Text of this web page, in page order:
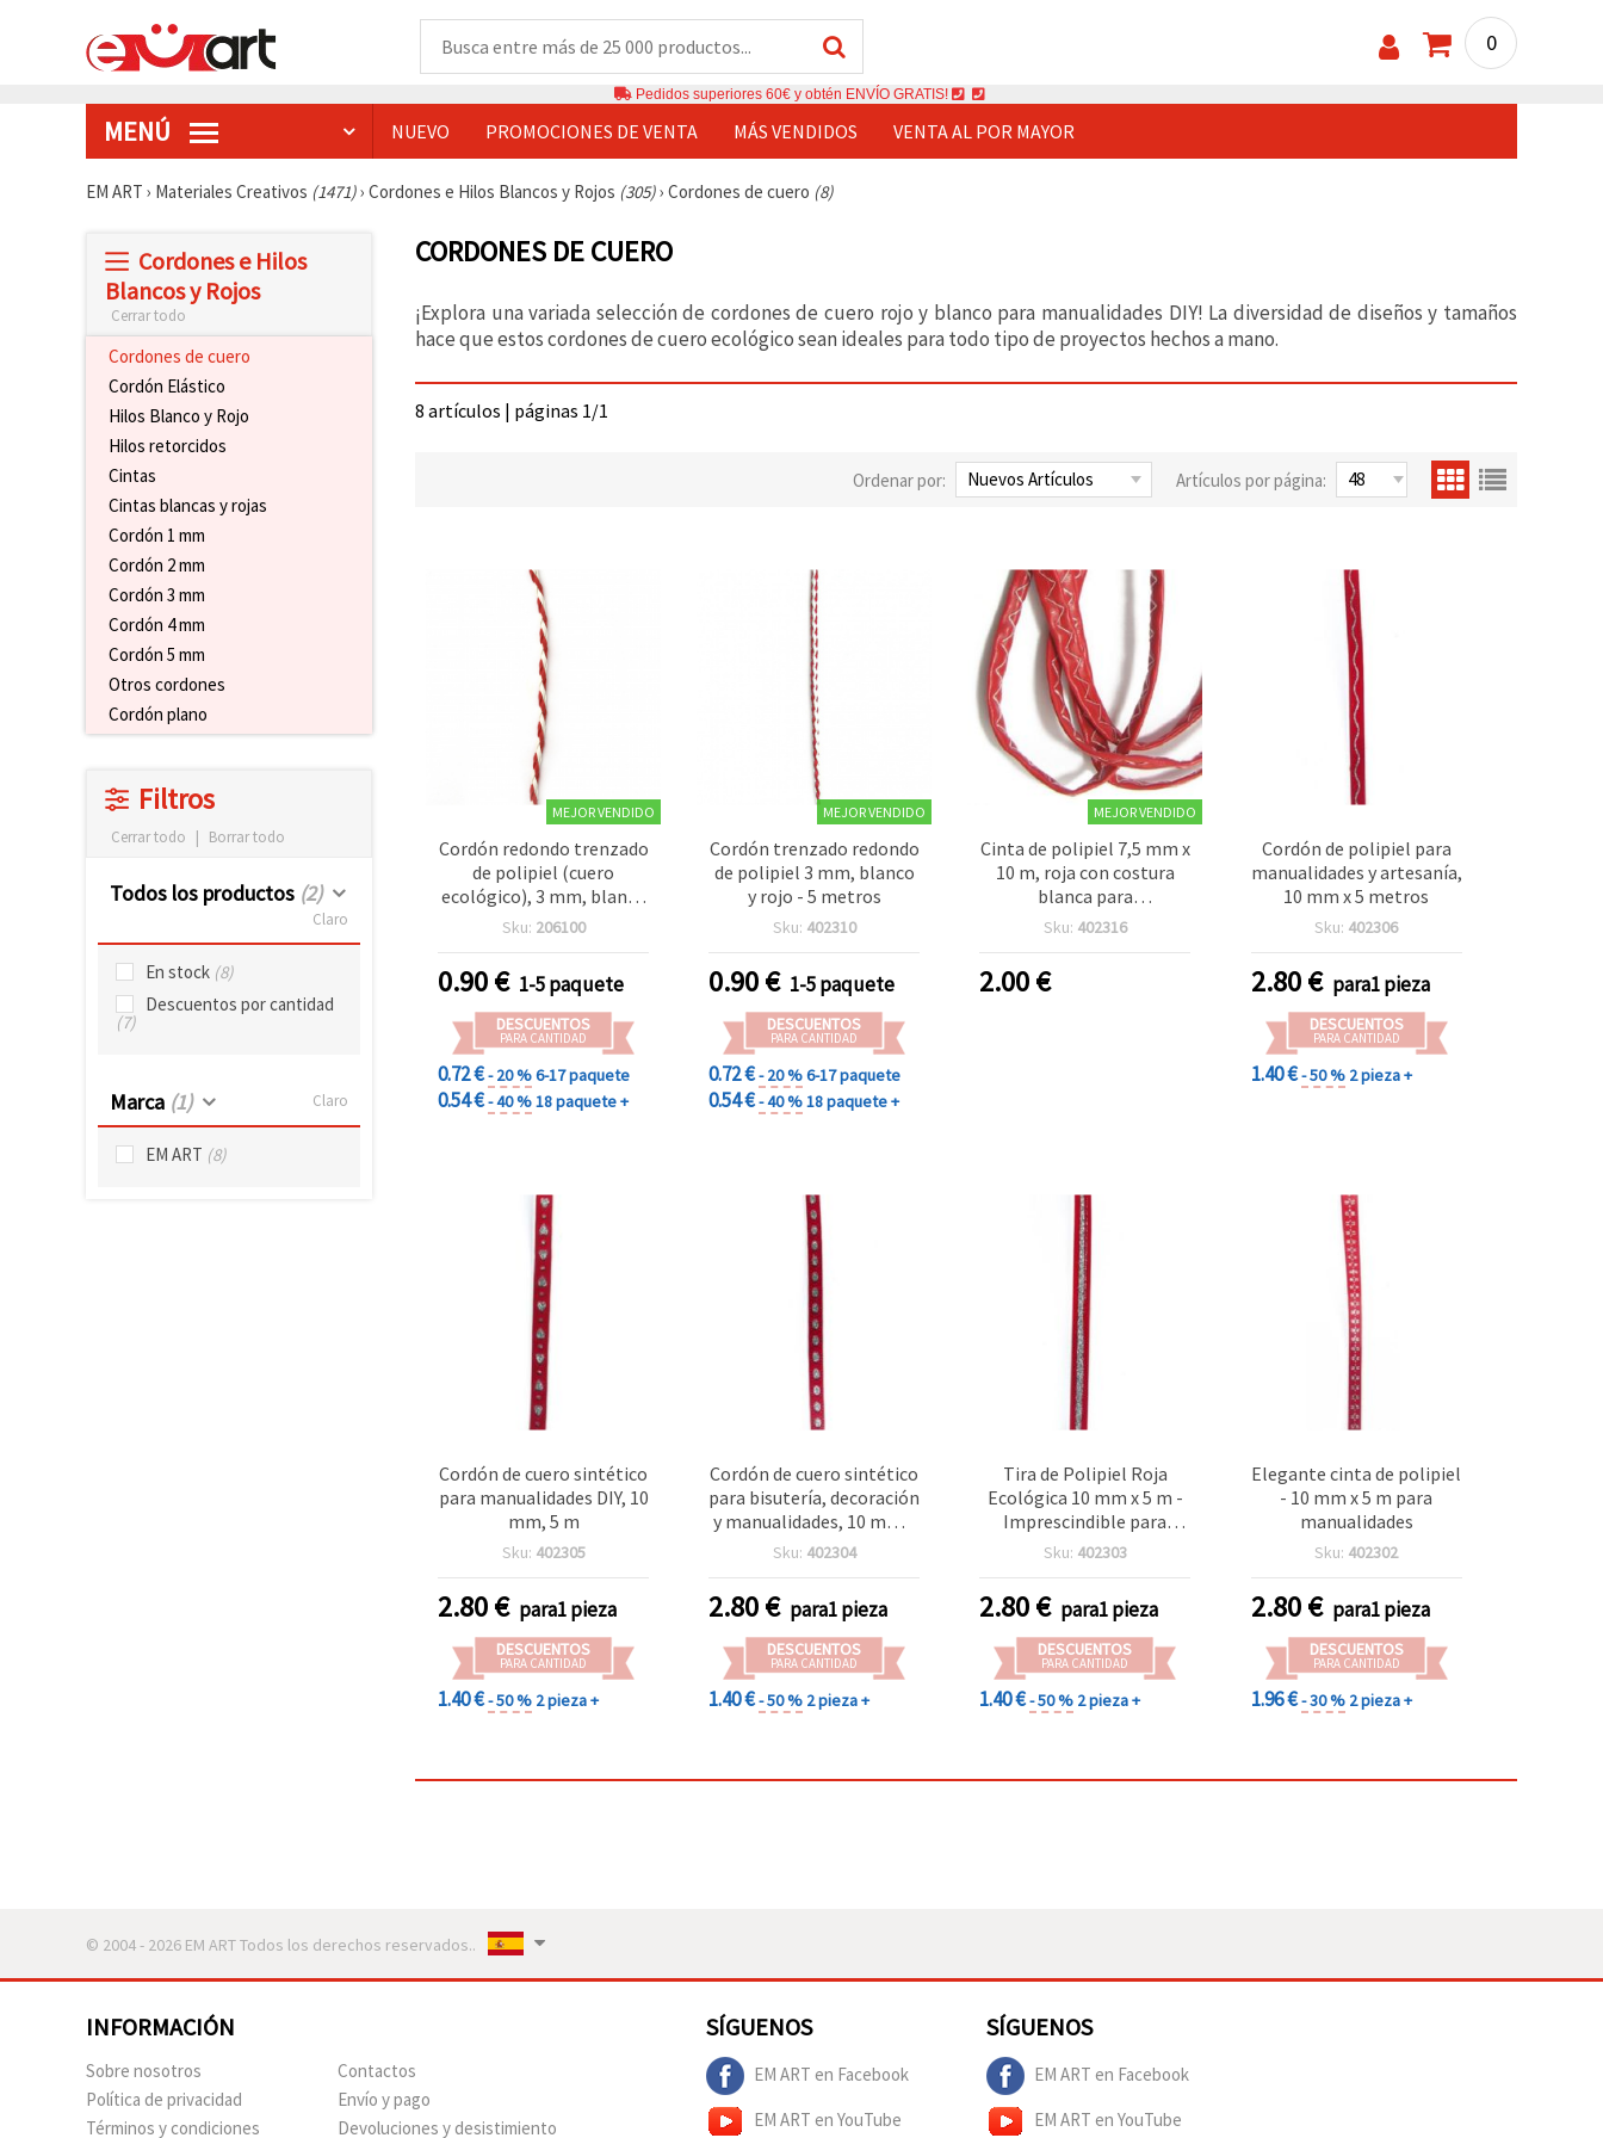
0
Pedidos superiores 60€ y obtén ENVÍO GRATIS!
MENÚ NUEVO PROMOCIONES DE VENTA MÁS VENDIDOS VENTA AL POR MAYOR
EM ART › Materiales Creativos (1471)› Cordones e Hilos Blancos y Rojos (305)› Cordones de cuero (8)
Cordones e Hilos
Blancos y Rojos
Cerrar todo
Cordones de cuero
Cordón Elástico
Hilos Blanco y Rojo
Hilos retorcidos
Cintas
Cintas blancas y rojas
Cordón 1 mm
Cordón 2 mm
Cordón 3 mm
Cordón 4 mm
Cordón 5 mm
Otros cordones
Cordón plano
Filtros
Cerrar todo | Borrar todo
Todos los productos (2)
Claro
En stock (8)
Descuentos por cantidad
(7)
Marca (1) Claro
EM ART (8)
CORDONES DE CUERO
¡Explora una variada selección de cordones de cuero rojo y blanco para manualidades DIY! La diversidad de diseños y tamaños
hace que estos cordones de cuero ecológico sean ideales para todo tipo de proyectos hechos a mano.
8 artículos | páginas 1/1
Ordenar por: Artículos por página:
MEJOR VENDIDO
Cordón redondo trenzado
de polipiel (cuero
ecológico), 3 mm, blanco
y rojo - 5 metros
Sku: 206100
0.90€ 1-5 paquete
DESCUENTOS
PARA CANTIDAD
0.72 €- 20 %6-17 paquete
0.54 €- 40 %18 paquete +
MEJOR VENDIDO
Cordón trenzado redondo
de polipiel 3 mm, blanco
y rojo - 5 metros
Sku: 402310
0.90€ 1-5 paquete
DESCUENTOS
PARA CANTIDAD
0.72 €- 20 %6-17 paquete
0.54 €- 40 %18 paquete +
MEJOR VENDIDO
Cinta de polipiel 7,5 mm x
10 m, roja con costura
blanca para
manualidades y pulseras
Martenitsa
Sku: 402316
2.00€
Cordón de polipiel para
manualidades y artesanía,
10 mm x 5 metros
Sku: 402306
2.80€ para1 pieza
DESCUENTOS
PARA CANTIDAD
1.40 €- 50 % 2 pieza +
Cordón de cuero sintético
para manualidades DIY, 10
mm, 5 m
Sku: 402305
2.80€ para1 pieza
DESCUENTOS
PARA CANTIDAD
1.40 €- 50 % 2 pieza +
Cordón de cuero sintético
para bisutería, decoración
y manualidades, 10 mm –
5 m
Sku: 402304
2.80€ para1 pieza
DESCUENTOS
PARA CANTIDAD
1.40 €- 50 % 2 pieza +
Tira de Polipiel Roja
Ecológica 10 mm x 5 m -
Imprescindible para
Manualidades y DIY
Sku: 402303
2.80€ para1 pieza
DESCUENTOS
PARA CANTIDAD
1.40 €- 50 % 2 pieza +
Elegante cinta de polipiel
- 10 mm x 5 m para
manualidades
Sku: 402302
2.80€ para1 pieza
DESCUENTOS
PARA CANTIDAD
1.96 €- 30 % 2 pieza +
© 2004 - 2026 EM ART Todos los derechos reservados..
INFORMACIÓN
Sobre nosotros
Política de privacidad
Términos y condiciones
Contactos
Envío y pago
Devoluciones y desistimiento
SÍGUENOS
EM ART en Facebook
EM ART en YouTube
SÍGUENOS
EM ART en Facebook
EM ART en YouTube